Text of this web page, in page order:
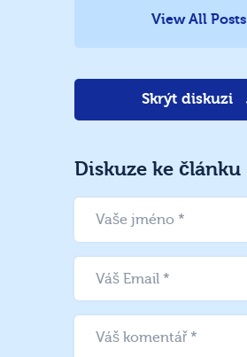
View All Posts
Skrýt diskuzi
Diskuze ke článku